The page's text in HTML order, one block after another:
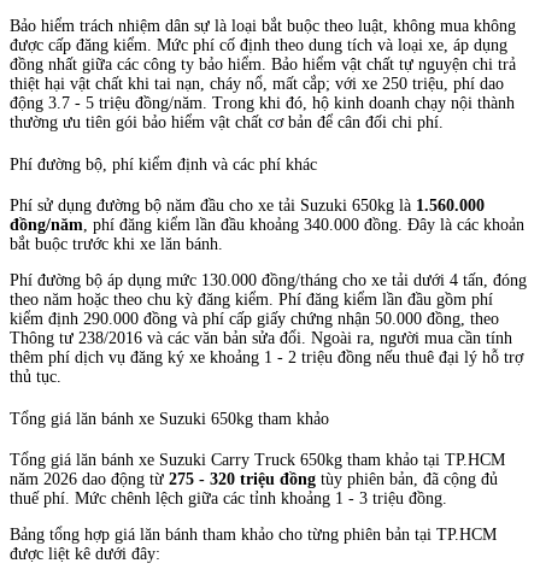
Bảo hiểm trách nhiệm dân sự là loại bắt buộc theo luật, không mua không
được cấp đăng kiểm. Mức phí cố định theo dung tích và loại xe, áp dụng
đồng nhất giữa các công ty bảo hiểm. Bảo hiểm vật chất tự nguyện chi trả
thiệt hại vật chất khi tai nạn, cháy nổ, mất cắp; với xe 250 triệu, phí dao
động 3.7 - 5 triệu đồng/năm. Trong khi đó, hộ kinh doanh chạy nội thành
thường ưu tiên gói bảo hiểm vật chất cơ bản để cân đối chi phí.
Phí đường bộ, phí kiểm định và các phí khác
Phí sử dụng đường bộ năm đầu cho xe tải Suzuki 650kg là 1.560.000
đồng/năm, phí đăng kiểm lần đầu khoảng 340.000 đồng. Đây là các khoản
bắt buộc trước khi xe lăn bánh.
Phí đường bộ áp dụng mức 130.000 đồng/tháng cho xe tải dưới 4 tấn, đóng
theo năm hoặc theo chu kỳ đăng kiểm. Phí đăng kiểm lần đầu gồm phí
kiểm định 290.000 đồng và phí cấp giấy chứng nhận 50.000 đồng, theo
Thông tư 238/2016 và các văn bản sửa đổi. Ngoài ra, người mua cần tính
thêm phí dịch vụ đăng ký xe khoảng 1 - 2 triệu đồng nếu thuê đại lý hỗ trợ
thủ tục.
Tổng giá lăn bánh xe Suzuki 650kg tham khảo
Tổng giá lăn bánh xe Suzuki Carry Truck 650kg tham khảo tại TP.HCM
năm 2026 dao động từ 275 - 320 triệu đồng tùy phiên bản, đã cộng đủ
thuế phí. Mức chênh lệch giữa các tỉnh khoảng 1 - 3 triệu đồng.
Bảng tổng hợp giá lăn bánh tham khảo cho từng phiên bản tại TP.HCM
được liệt kê dưới đây: